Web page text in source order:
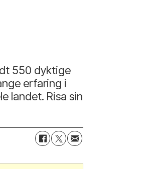
550 dyktige
erfaring i
landet. Risa sin